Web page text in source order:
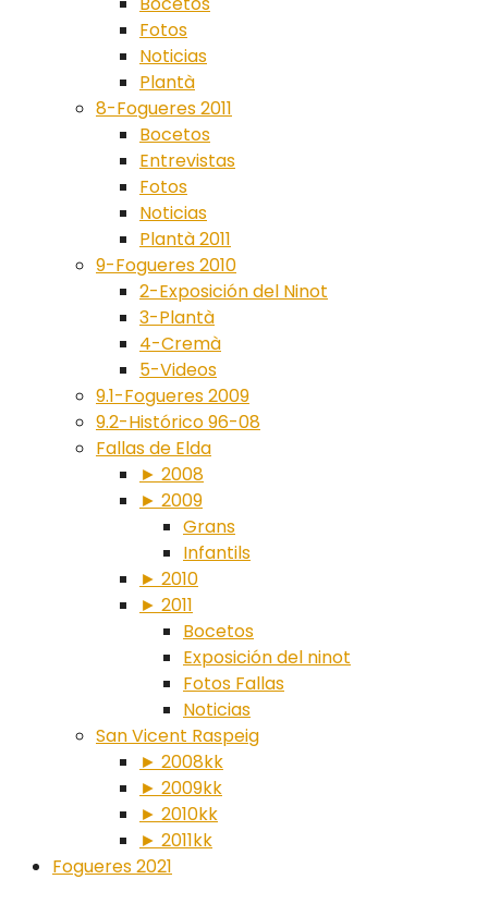
Fotos
Noticias
Plantà
8-Fogueres 2011
Bocetos
Entrevistas
Fotos
Noticias
Plantà 2011
9-Fogueres 2010
2-Exposición del Ninot
3-Plantà
4-Cremà
5-Videos
9.1-Fogueres 2009
9.2-Histórico 96-08
Fallas de Elda
► 2008
► 2009
Grans
Infantils
► 2010
► 2011
Bocetos
Exposición del ninot
Fotos Fallas
Noticias
San Vicent Raspeig
► 2008kk
► 2009kk
► 2010kk
► 2011kk
Fogueres 2021